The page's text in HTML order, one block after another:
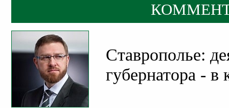
Ставрополье:
губернатора - в